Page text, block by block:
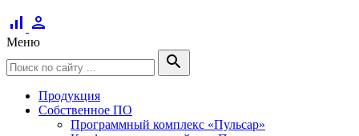
signal_cellular_alt person
Меню
search
Продукция
Собственное ПО
Программный комплекс «Пульсар»